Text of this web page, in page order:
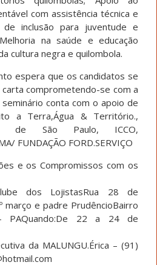
com assistência técnica e
de inclusão para juventude e
na saúde e educação
cultura negra e quilombola.
espera que os candidatos se
comprometendo-se com a
conta com o apoio de
a Terra,Água & Território.,
de São Paulo, ICCO,
FUNDAÇÃO FORD.SERVIÇO
e os Compromissos com os
dos LojistasRua 28 de
março e padre PrudêncioBairro
PAQuando:De 22 a 24 de
da MALUNGU.Érica – (91)